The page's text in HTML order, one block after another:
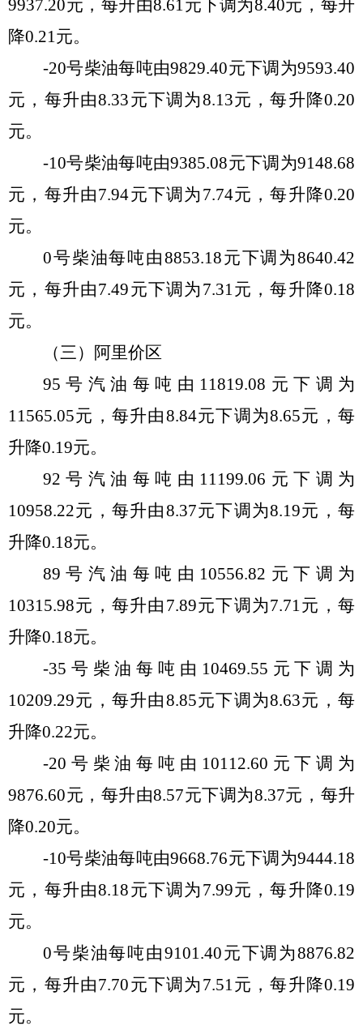
9937.20元，每升由8.61元 下调为8.40元，每升
降0.21元。
-20号柴油每吨由9829.40元下调 为9593.40
元，每升由8.33元下调 为8.13元，每升降0.20
元。
-10号柴油每吨由9385.08元下调 为9148.68
元 ，每升由7.94元下调 为 7.74元，每升降0.20
元。
0号柴油每吨由8853.18元下调 为8640.42
元，每升由7.49元下调 为 7.31元，每升降0.18
元。
（三）阿里价区
95号汽油每吨由 11819.08 元下 调 为
11565.05元，每升由8.84元下调 为8.65元，每
升降0.19元。
92号汽油每吨由 11199.06 元下 调 为
10958.22元，每升由8.37元下调 为8.19元，每
升降0.18元。
89号汽油每吨由 10556.82 元下 调 为
10315.98元，每升由 7.89元下调 为7.71元，每
升降0.18元。
-35号柴油每吨由 10469.55元下调 为
10209.29元，每升由8.85元下调 为8.63元，每
升降0.22元。
-20号柴油每吨由 10112.60 元下调 为
9876.60元，每升由8.57元下调为8.37元，每升
降0.20元。
-10号柴油每吨由9668.76元下调 为9444.18
元，每升由8.18元下调 为 7.99元，每升降0.19
元。
0号柴油每吨由9101.40元下调 为8876.82
元 ，每升由7.70元下调 为 7.51元，每升降0.19
元。